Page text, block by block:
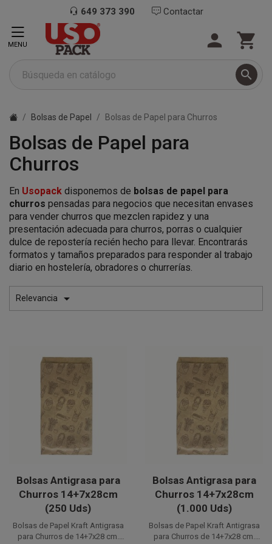
649 373 390 Contactar

 
MENU
Bolsas de Papel Bolsas de Papel para Churros
Bolsas de Papel para
Churros
En Usopack disponemos de bolsas de papel para
churros pensadas para negocios que necesitan envases
para vender churros que mezclen rapidez y una
presentación adecuada para churros, porras o cualquier
dulce de repostería recién hecho para llevar. Encontrarás
formatos y tamaños preparados para responder al trabajo
diario en hostelería, obradores o churrerías.
Relevancia 
Bolsas Antigrasa para
Churros 14+7x28cm
(250 Uds)
Bolsas de Papel Kraft Antigrasa
para Churros de 14+7x28 cm.
Bolsas Antigrasa para
Churros 14+7x28cm
(1.000 Uds)
Bolsas de Papel Kraft Antigrasa
para Churros de 14+7x28 cm.